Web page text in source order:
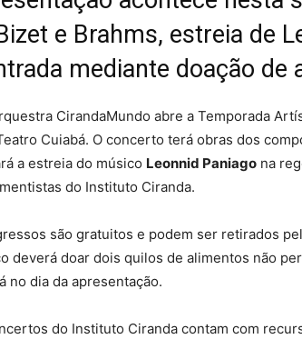
e Brahms, estreia de
mediante doação de
CirandaMundo abre a Temporada
Cuiabá. O concerto terá obras dos
a estreia do músico Leonnid Paniago na
do Instituto Ciranda.
são gratuitos e podem ser retirados
deverá doar dois quilos de alimentos não
no dia da apresentação.
do Instituto Ciranda contam com